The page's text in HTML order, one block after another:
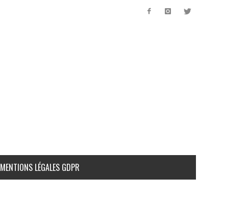
MENTIONS LÉGALES GDPR